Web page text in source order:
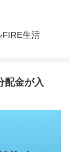
生活
配金が入